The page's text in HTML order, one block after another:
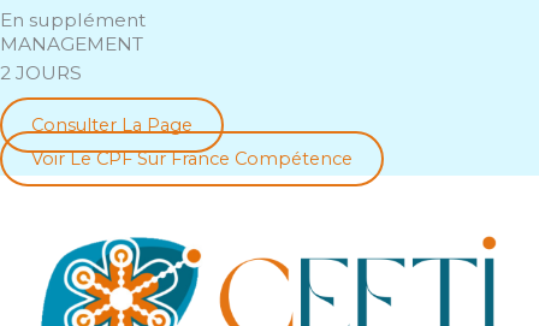
En supplément
MANAGEMENT
2 JOURS
Consulter La Page
Voir Le CPF Sur France Compétence